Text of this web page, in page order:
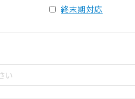
終末期対応